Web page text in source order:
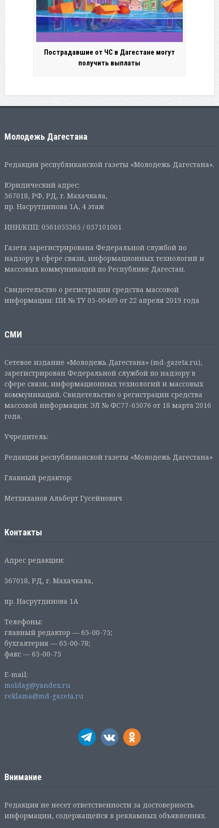
Пострадавшие от ЧС в Дагестане могут
получить выплаты
Молодежь Дагестана
Редакция республиканской газеты «Молодежь Дагестана».
Юридический адрес:
367018, РФ, РД, г. Махачкала,
пр. Насрутдинова 1А, 4 этаж
ИНН/КПП: 0561055365 / 057101001
Газета зарегистрирована Федеральной службой по
надзору в сфере связи, информационных технологий и
массовых коммуникаций по Республике Дагестан.
Свидетельство о регистрации средства массовой
информации: ПИ № ТУ 05-00409 от 22 апреля 2019 года
СМИ
Сетевое издание «Молодежь Дагестана» (md-gazeta.ru),
зарегистрирован Федеральной службой по надзору в
сфере связи, информационных технологий и массовых
коммуникаций. Свидетельство о регистрации средства
массовой информации: ЭЛ № ФС77-65076 от 18 марта 2016
года.
Учредитель:
Редакция республиканской газеты «Молодежь Дагестана»
Главный редактор:
Метхиханов Альберт Гусейнович
Контакты
Адрес редакции:
367018, РД, г. Махачкала,
пр. Насрутдинова 1А
Телефоны:
главный редактор — 65-00-75;
бухгалтерия — 65-00-78;
факс — 65-00-75
E-mail:
moldag@yandex.ru
reklama@md-gazeta.ru
Внимание
Редакция не несет ответственности за достоверность
информации, содержащейся в рекламных объявлениях.